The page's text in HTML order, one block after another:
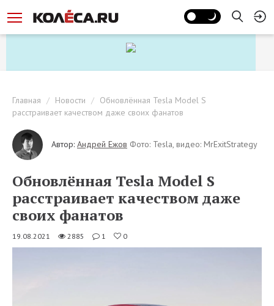
Главная Новости
Обновлённая Tesla Model S
расстраивает качеством даже своих фанатов
Автор: Андрей Ежов Фото: Tesla, видео: MrExitStrategy
Обновлённая Tesla Model S
расстраивает качеством даже
своих фанатов
19.08.2021 2885 1 0